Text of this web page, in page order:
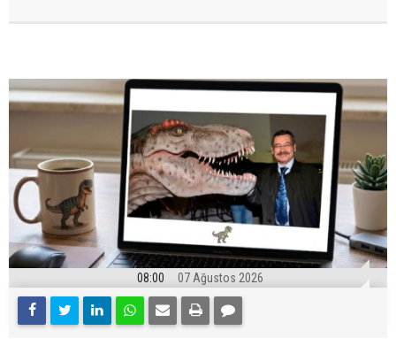
08:00 07 Ağustos 2026